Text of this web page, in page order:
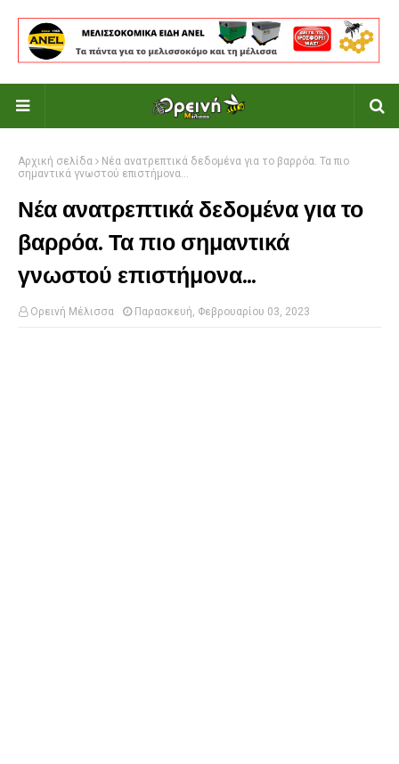
Αρχική σελίδα
Νέα ανατρεπτικά δεδομένα για το βαρρόα. Τα πιο
σημαντικά γνωστού επιστήμονα...
Νέα ανατρεπτικά δεδομένα για το
βαρρόα. Τα πιο σημαντικά
γνωστού επιστήμονα...
Ορεινή Μέλισσα Παρασκευή, Φεβρουαρίου 03, 2023